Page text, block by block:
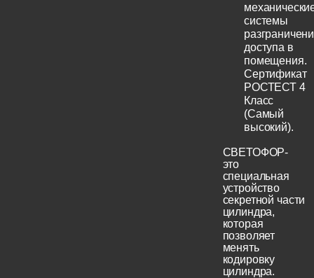
системы
доступа в
помещения.
Сертификат
РОСТЕСТ 4
Класс
(Самый
высокий).
СВЕТОФОР-
это
специальная
устройство
секретной части
цилиндра,
которая
позволяет
менять
кодировку
цилиндра.